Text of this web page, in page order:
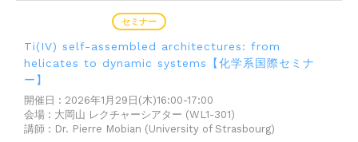
Ti(IV) self-assembled architectures: from
helicates to dynamic systems【化学系国際セミナ
ー】
開催日 : 2026年1月29日(木)16:00-17:00
会場 : ⼤岡⼭ レクチャーシアター (WL1-301)
講師 : Dr. Pierre Mobian (University of Strasbourg)
セミナー